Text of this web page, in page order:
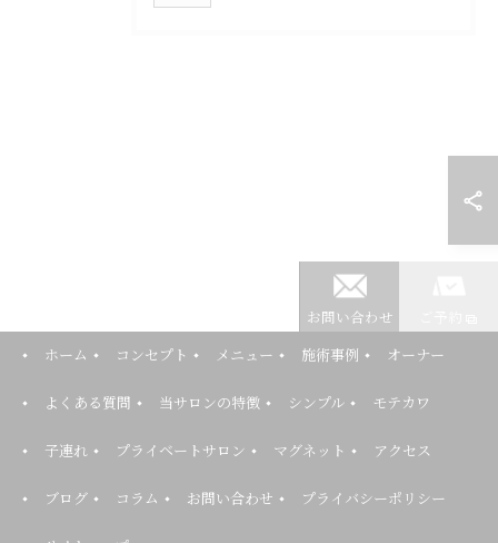
お問い合わせ
ホーム コンセプト メニュー 施術事例 オーナー
よくある質問 当サロンの特徴 シンプル モテカワ
子連れ プライベートサロン マグネット アクセス
ブログ コラム お問い合わせ プライバシーポリシー